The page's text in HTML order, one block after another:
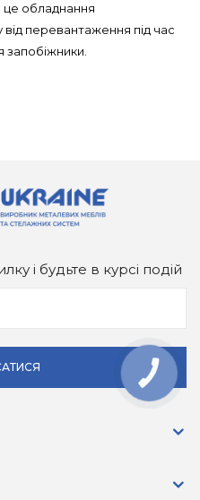
це обладнання
перевантаження під час
запобіжники.
і будьте в курсі подій
КНОПКА
ЗВ'ЯЗКУ